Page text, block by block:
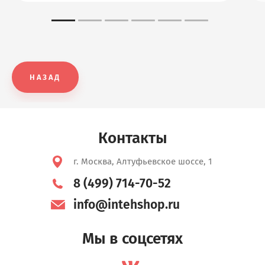
НАЗАД
Контакты
г. Москва, Алтуфьевское шоссе, 1
8 (499) 714-70-52
info@intehshop.ru
Мы в соцсетях